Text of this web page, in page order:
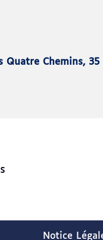
Quatre Chemins, 35
Notice